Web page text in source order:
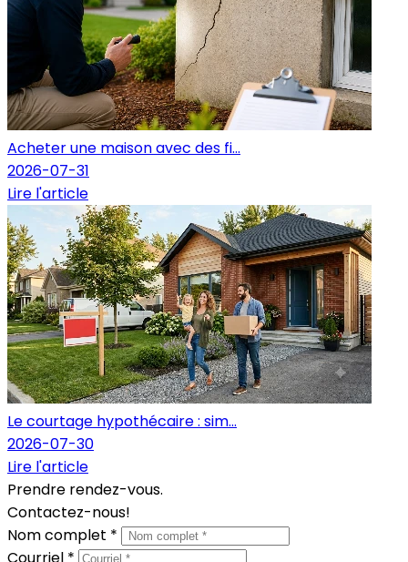
Acheter une maison avec des fi...
2026-07-31
Lire l'article
Le courtage hypothécaire : sim...
2026-07-30
Lire l'article
Prendre rendez-vous.
Contactez-nous!
Nom complet *
Courriel *